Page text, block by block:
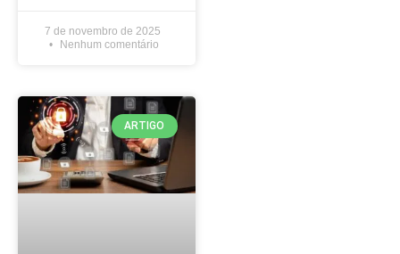
7 de novembro de 2025
Nenhum comentário
ARTIGO